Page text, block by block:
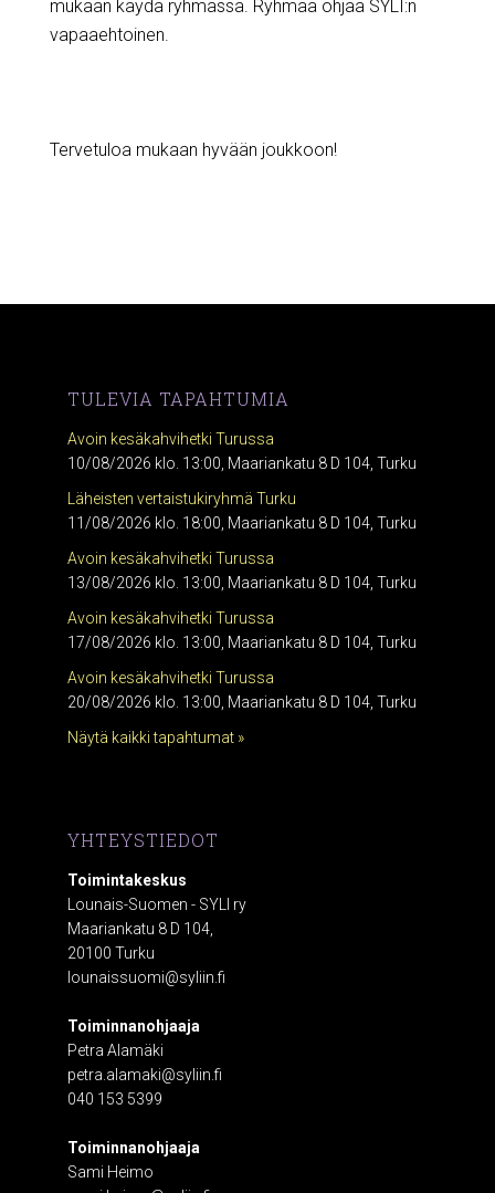
mukaan käydä ryhmässä. Ryhmää ohjaa SYLI:n
vapaaehtoinen.
Tervetuloa mukaan hyvään joukkoon!
TULEVIA TAPAHTUMIA
Avoin kesäkahvihetki Turussa
10/08/2026 klo. 13:00, Maariankatu 8 D 104, Turku
Läheisten vertaistukiryhmä Turku
11/08/2026 klo. 18:00, Maariankatu 8 D 104, Turku
Avoin kesäkahvihetki Turussa
13/08/2026 klo. 13:00, Maariankatu 8 D 104, Turku
Avoin kesäkahvihetki Turussa
17/08/2026 klo. 13:00, Maariankatu 8 D 104, Turku
Avoin kesäkahvihetki Turussa
20/08/2026 klo. 13:00, Maariankatu 8 D 104, Turku
Näytä kaikki tapahtumat »
YHTEYSTIEDOT
Toimintakeskus
Lounais-Suomen - SYLI ry
Maariankatu 8 D 104,
20100 Turku
lounaissuomi@syliin.fi
Toiminnanohjaaja
Petra Alamäki
petra.alamaki@syliin.fi
040 153 5399
Toiminnanohjaaja
Sami Heimo